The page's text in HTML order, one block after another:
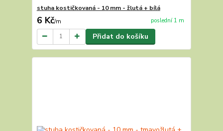
stuha kostičkovaná - 10 mm - žlutá + bílá
6 Kč/m poslední 1 m
Přidat do košíku